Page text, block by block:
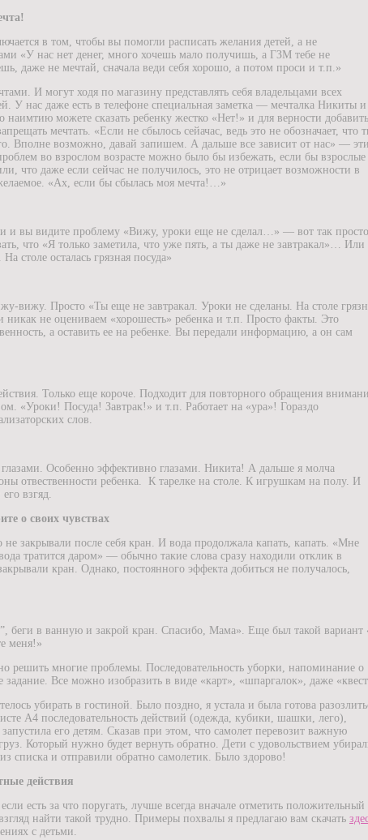
в том, чтобы вы помогли расписать желания детей, а не
«У нас нет денег, много хочешь мало получишь, а ГЗМ тебе не
даже не мечтай, сначала веди себя хорошо, а потом проси и т.п.»
И могут ходя по магазину представлять себя владельцами всех
нас даже есть в телефоне специальная заметка — мечталка Никиты и
можете сказать ребенку жестко «Нет!» и для верности добавить
мечтать. «Если не сбылось сейачас, ведь это не обозначает, что
Вполне возможно, давай запишем. А дальше все зависит от нас» — эти
во взрослом возрасте можно было бы избежать, если бы взрослые
что даже если сейчас не получилось, это не отрицает возможности в
«Ах, если бы сбылась моя мечта!…»
и вы видите проблему «Вижу, уроки еще не сделал…» — вот так просто,
что «Я только заметила, что уже пять, а ты даже не завтракал»… Или
столе осталась грязная посуда»
вижу. Просто «Ты еще не завтракал. Уроки не сделаны. На столе
не оцениваем «хорошесть» ребенка и т.п. Просто факты. Это
а оставить ее на ребенке. Вы передали информацию, а он сам
Только еще короче. Подходит для повторного обращения
«Уроки! Посуда! Завтрак!» и т.п. Работает на «ура»! Гораздо
слов.
Особенно эффективно глазами. Никита! А дальше я молча
отвественности ребенка.
К тарелке на столе. К игрушкам на полу. И
взгяд.
о своих чувствах
не закрывали после себя кран. И вода продолжала капать, капать. «Мне
тратится даром» — обычно такие слова сразу находили отклик в
кран. Однако, постоянного эффекта добиться не получалось,
беги в ванную и закрой кран. Спасибо, Мама». Еще был такой вариант
меня!»
решить многие проблемы. Последовательность уборки, напоминание о
задание. Все можно изобразить в виде «карт», «шпаргалок», даже
убирать в гостиной. Было поздно, я устала и была готова
А4 последовательность действий (одежда, кубики, шашки, лего),
его детям. Сказав при этом, что самолет перевозит важную
Который нужно будет вернуть обратно. Дети с удовольствием
списка и отправили обратно самолетик. Было здорово!
действия
есть за что поругать, лучше всегда вначале отметить положительный
найти такой трудно. Примеры похвалы я предлагаю вам скачать
с детьми.